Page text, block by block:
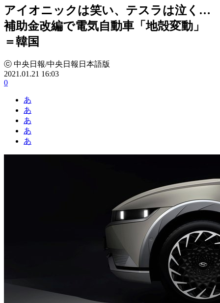
アイオニックは笑い、テスラは泣く…
補助金改編で電気自動車「地殻変動」
＝韓国
ⓒ 中央日報/中央日報日本語版
2021.01.21 16:03
0
あ
あ
あ
あ
あ